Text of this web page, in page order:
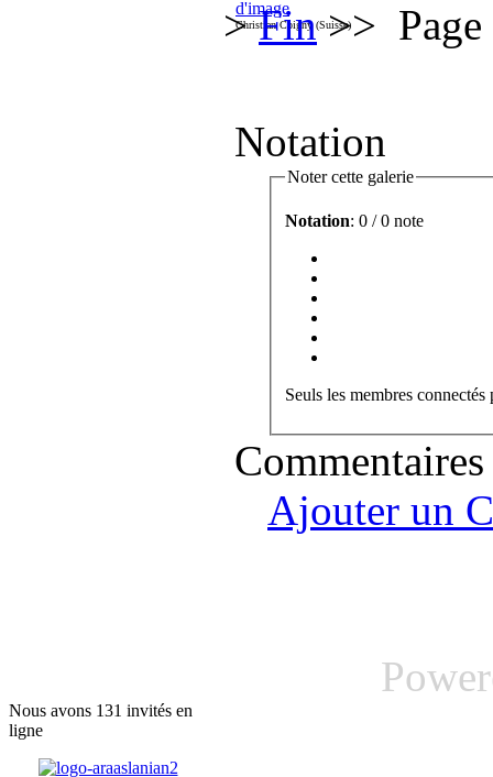
Christian Coigny (Suisse)
>Fin>>
Notation
Noter cette galerie
Notation: 0 / 0 note
Seuls les membres
Commentaires
Ajouter un
Nous avons 131 invités en
ligne